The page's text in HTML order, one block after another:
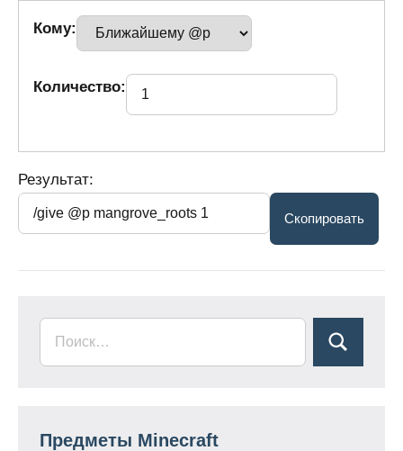
Кому:
Количество:
Результат:
Предметы Minecraft